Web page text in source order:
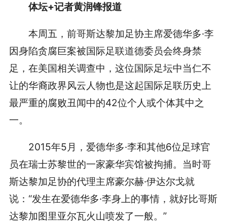
体坛+记者黄润锋报道
本周五，前哥斯达黎加足协主席爱德华多·李
因身陷贪腐巨案被国际足联道德委员会终身禁
足，在美国相关调查中，这位国际足坛中当仁不
让的华裔政界风云人物也是这起国际足联历史上
最严重的腐败丑闻中的42位个人或个体其中之
一。
2015年5月，爱德华多·李和其他6位足球官
员在瑞士苏黎世的一家豪华宾馆被拘捕。当时哥
斯达黎加足协的代理主席豪尔赫·伊达尔戈就
说：“发生在爱德华多·李身上的事情，就好比哥斯
达黎加图里亚尔瓦火山喷发了一般。”